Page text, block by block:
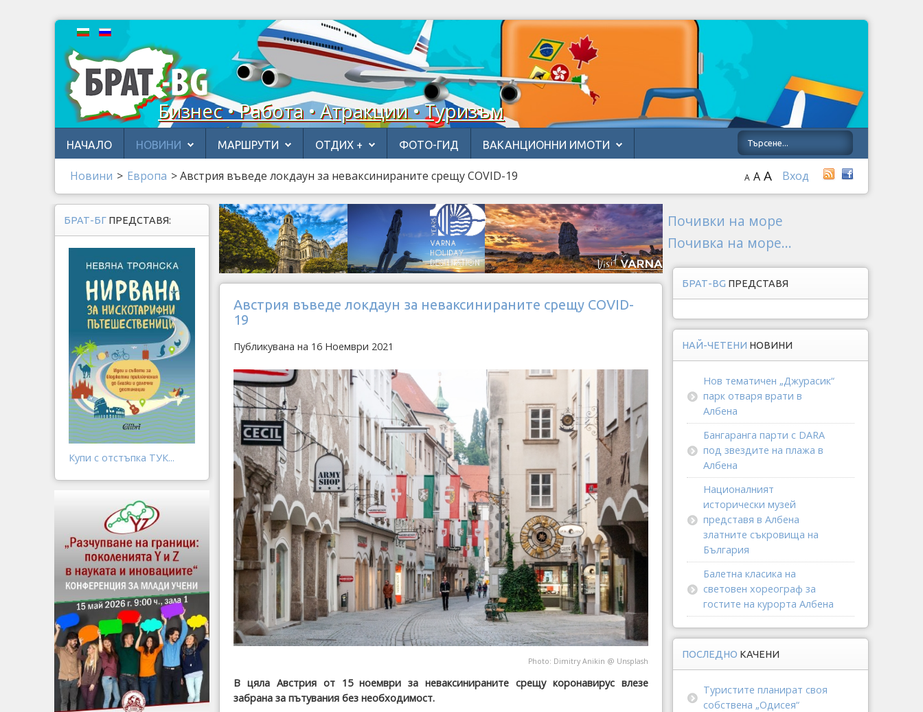
Бизнес • Работа • Атракции • Туризъм
НАЧАЛО НОВИНИ МАРШРУТИ ОТДИХ + ФОТО-ГИД ВАКАНЦИОННИ ИМОТИ
Новини > Европа >Австрия въведе локдаун за неваксинираните срещу COVID-19 Вход
A A A
Австрия въведе локдаун за неваксинираните срещу COVID-
19
Публикувана на 16 Ноември 2021
Photo: Dimitry Anikin @ Unsplash
В цяла Австрия от 15 ноември за неваксинираните срещу коронавирус влезе
забрана за пътувания без необходимост.
БРАТ-БГ ПРЕДСТАВЯ:
Купи с отстъпка ТУК...
Почивки на море
Почивка на море...
БРАТ-BG ПРЕДСТАВЯ
НАЙ-ЧЕТЕНИ НОВИНИ
Нов тематичен „Джурасик“
парк отваря врати в
Албена
Бангаранга парти с DARA
под звездите на плажа в
Албена
Националният
исторически музей
представя в Албена
златните съкровища на
България
Балетна класика на
световен хореограф за
гостите на курорта Албена
ПОСЛЕДНО КАЧЕНИ
Туристите планират своя
собствена „Одисея“